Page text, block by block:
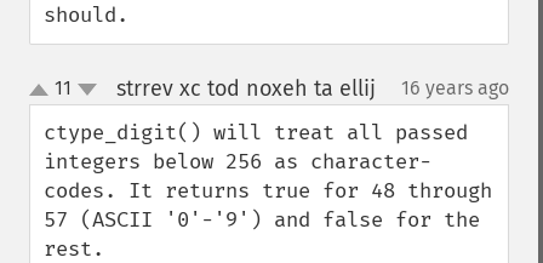
should.
up
down
11 strrev xc tod noxeh ta ellij 16 years ago
ctype_digit() will treat all passed
integers below 256 as character-
codes. It returns true for 48 through
57 (ASCII '0'-'9') and false for the
rest.